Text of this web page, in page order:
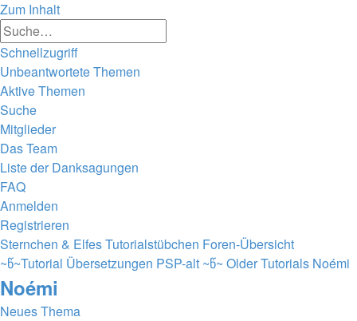
Zum Inhalt
Schnellzugriff
Unbeantwortete Themen
Aktive Themen
Suche
Mitglieder
Das Team
Liste der Danksagungen
FAQ
Anmelden
Registrieren
Sternchen & Elfes Tutorialstübchen Foren-Übersicht
~წ~Tutorial Übersetzungen PSP-alt ~წ~ Older Tutorials Noémi
Noémi
Neues Thema